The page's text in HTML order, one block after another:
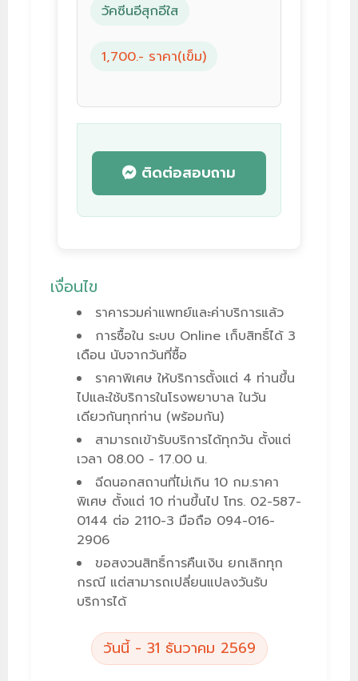
วัคซีนอีสุกอีใส
1,700.- ราคา(เข็ม)
ติดต่อสอบถาม
เงื่อนไข
ราคารวมค่าแพทย์และค่าบริการแล้ว
การซื้อใน ระบบ Online เก็บสิทธิ์ได้ 3
เดือน นับจากวันที่ซื้อ
ราคาพิเศษ ให้บริการตั้งแต่ 4 ท่านขึ้น
ไปและใช้บริการในโรงพยาบาล ในวัน
เดียวกันทุกท่าน (พร้อมกัน)
สามารถเข้ารับบริการได้ทุกวัน ตั้งแต่
เวลา 08.00 - 17.00 น.
ฉีดนอกสถานที่ไม่เกิน 10 กม.ราคา
พิเศษ ตั้งแต่ 10 ท่านขึ้นไป โทร. 02-587-
0144 ต่อ 2110-3 มือถือ 094-016-
2906
ขอสงวนสิทธิ์การคืนเงิน ยกเลิกทุก
กรณี แต่สามารถเปลี่ยนแปลงวันรับ
บริการได้
วันนี้ - 31 ธันวาคม 2569